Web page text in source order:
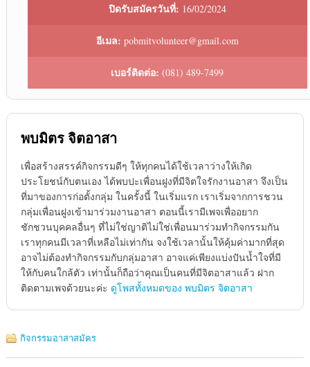
ปิดรับสมัครวันที่: 16/02/2024
อีเมล: pobmitvolunteer@gmail.com
เบอร์ติดต่อ: (081) 489-7499
พบมิตร จิตอาสา
เพื่อสร้างสรรค์กิจกรรมดีๆ ให้ทุกคนได้ใช้เวลาว่างให้เกิด
ประโยชน์กับตนเอง ได้พบปะเพื่อนฝูงที่มีจิตใจรักงานอาสา จึงเป็น
ที่มาของการก่อตั้งกลุ่ม ในครั้งนี้ ในเริ่มแรก เราเริ่มจากการชวน
กลุ่มเพื่อนฝูงเข้ามาร่วมงานอาสา ตอนนี้เรามีเพจเพื่ออยาก
ชักชวนบุคคลอื่นๆ ที่ไม่ใช่ญาติไม่ใช่เพื่อนมาร่วมทำกิจกรรมกัน
เราทุกคนมีเวลาที่เหลือไม่เท่ากัน จงใช้เวลานั้นให้คุ้มค่ามากที่สุด
อาจไม่ต้องทำกิจกรรมกับกลุ่มอาสา อาจแค่เพียงแบ่งปันน้ำใจที่มี
ให้กับคนใกล้ตัว เท่านั้นก็ถือว่าคุณเป็นคนที่มีจิตอาสาแล้ว ฝาก
ติดตามเพจด้วยนะค่ะ ดูโพสทั้งหมดของ พบมิตร จิตอาสา
กิจกรรมอาสาสมัคร